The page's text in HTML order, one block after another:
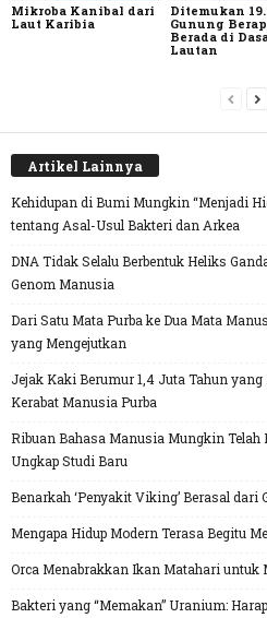
Mikroba Kanibal dari
Laut Karibia
Ditemukan
Gunung
Berada di
Lautan
Artikel Lainnya
Kehidupan di Bumi Mungkin “Menjadi
tentang Asal-Usul Bakteri dan Arkea
DNA Tidak Selalu Berbentuk Heliks
Genom Manusia
Dari Satu Mata Purba ke Dua Mata
yang Mengejutkan
Jejak Kaki Berumur 1,4 Juta Tahun
Kerabat Manusia Purba
Ribuan Bahasa Manusia Mungkin Telah
Ungkap Studi Baru
Benarkah ‘Penyakit Viking’ Berasal dari
Mengapa Hidup Modern Terasa Begitu
Orca Menabrakkan Ikan Matahari untuk
Bakteri yang “Memakan” Uranium: